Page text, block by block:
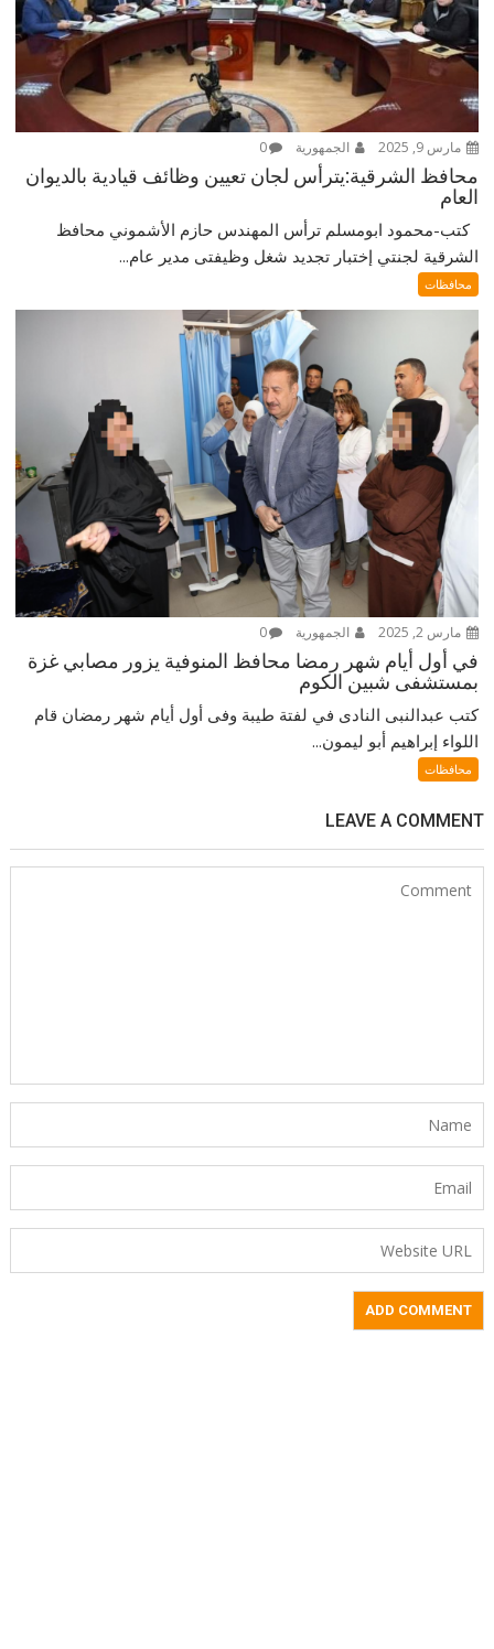
مارس 9, 2025 الجمهورية 0
محافظ الشرقية:يترأس لجان تعيين وظائف قيادية بالديوان
العام
كتب-محمود ابومسلم ترأس المهندس حازم الأشموني محافظ
الشرقية لجنتي إختبار تجديد شغل وظيفتى مدير عام...
محافظات
مارس 2, 2025 الجمهورية 0
في أول أيام شهر رمضا محافظ المنوفية يزور مصابي غزة
بمستشفى شبين الكوم
كتب عبدالنبى النادى في لفتة طيبة وفى أول أيام شهر رمضان قام
اللواء إبراهيم أبو ليمون...
محافظات
LEAVE A COMMENT